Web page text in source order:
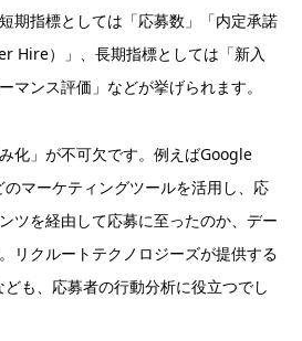
期指標としては「応募数」「内定承諾
Hire）」、長期指標としては「新入
マンス評価」などが挙げられます。
化」が不可欠です。例えばGoogle
マーケティングツールを活用し、応
ツを経由して応募に至ったのか、デー
リクルートテクノロジーズが提供する
も、応募者の行動分析に役立つでし